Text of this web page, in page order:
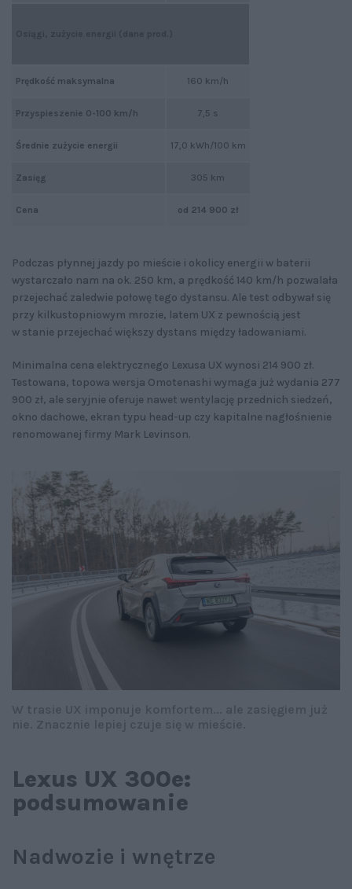
160 km/h
7,5 s
17,0 kWh/100 km
305 km
od 214 900 zł
Prędkość maksymalna
Przyspieszenie 0-100 km/h
Średnie zużycie energii
Zasięg
Cena
Podczas płynnej jazdy po mieście i okolicy energii w baterii
wystarczało nam na ok. 250 km, a prędkość 140 km/h pozwalała
przejechać zaledwie połowę tego dystansu. Ale test odbywał się
przy kilkustopniowym mrozie, latem UX z pewnością jest
w stanie przejechać większy dystans między ładowaniami.
Minimalna cena elektrycznego Lexusa UX wynosi 214 900 zł.
Testowana, topowa wersja Omotenashi wymaga już wydania 277
900 zł, ale seryjnie oferuje nawet wentylację przednich siedzeń,
okno dachowe, ekran typu head-up czy kapitalne nagłośnienie
renomowanej firmy Mark Levinson.
Lexus UX 300e:
podsumowanie
Nadwozie i wnętrze